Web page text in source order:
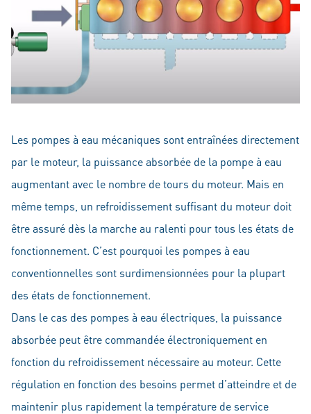
Les pompes à eau mécaniques sont entraînées directement
par le moteur, la puissance absorbée de la pompe à eau
augmentant avec le nombre de tours du moteur. Mais en
même temps, un refroidissement suffisant du moteur doit
être assuré dès la marche au ralenti pour tous les états de
fonctionnement. C’est pourquoi les pompes à eau
conventionnelles sont surdimensionnées pour la plupart
des états de fonctionnement.
Dans le cas des pompes à eau électriques, la puissance
absorbée peut être commandée électroniquement en
fonction du refroidissement nécessaire au moteur. Cette
régulation en fonction des besoins permet d’atteindre et de
maintenir plus rapidement la température de service